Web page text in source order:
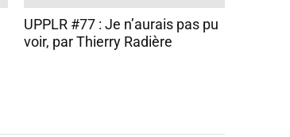
UPPLR #77 : Je n’aurais pas pu
voir, par Thierry Radière